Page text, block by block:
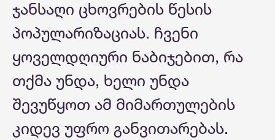
ჯანსაღი ცხოვრების წესის
პოპულარიზაციას. ჩვენი
ყოველდღიური ნაბიჯებით, რა
თქმა უნდა, ხელი უნდა
შევუწყოთ ამ მიმართულების
კიდევ უფრო განვითარებას.